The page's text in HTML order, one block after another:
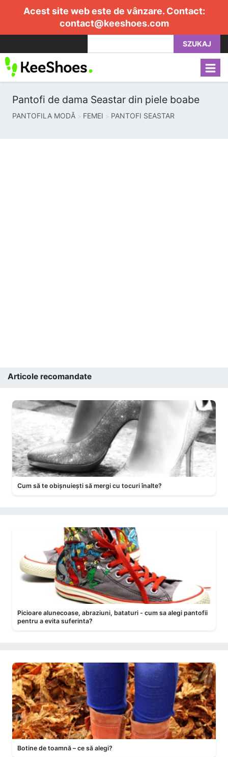
Acest site web este de vânzare. Contact:
contact@keeshoes.com
SZUKAJ
Pantofi de dama Seastar din piele boabe
PANTOFILA MODĂ FEMEI PANTOFI SEASTAR
Articole recomandate
Cum să te obișnuiești să mergi cu tocuri înalte?
Picioare alunecoase, abraziuni, bataturi - cum sa alegi pantofii
pentru a evita suferinta?
Botine de toamnă – ce să alegi?